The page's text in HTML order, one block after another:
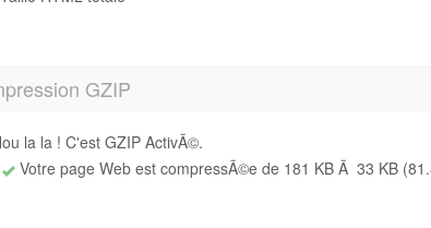
GZIP
la la ! C'est GZIP ActivÃ©.
Votre page Web est compressÃ©e de 181 KB Ã 33 KB